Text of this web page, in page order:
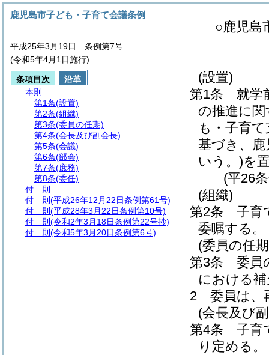
○鹿児島
(設置)
第1条
就学
の推進に
も・子育
基づき、
いう。)を
(平26
(組織)
第2条
子育
委嘱する。
(委員の任
第3条
委員
における
2
委員は、
(会長及び
第4条
子育
り定める。
鹿児島市子ども・子育て会議条例
平成25年3月19日 条例第7号
(令和5年4月1日施行)
条項目次
沿革
本則
第1条(設置)
第2条(組織)
第3条(委員の任期)
第4条(会長及び副会長)
第5条(会議)
第6条(部会)
第7条(庶務)
第8条(委任)
付 則
付 則 (平成26年12月22日条例第61号)
付 則 (平成28年3月22日条例第10号)
付 則 (令和2年3月18日条例第22号抄)
付 則 (令和5年3月20日条例第6号)